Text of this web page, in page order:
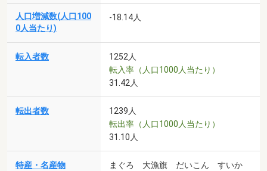
人口増減数(人口100
0人当たり)
-18.14人
転入者数
1252人
転入率（人口1000人当たり）
31.42人
転出者数
1239人
転出率（人口1000人当たり）
31.10人
特産・名産物
まぐろ 大漁旗 だいこん すいか